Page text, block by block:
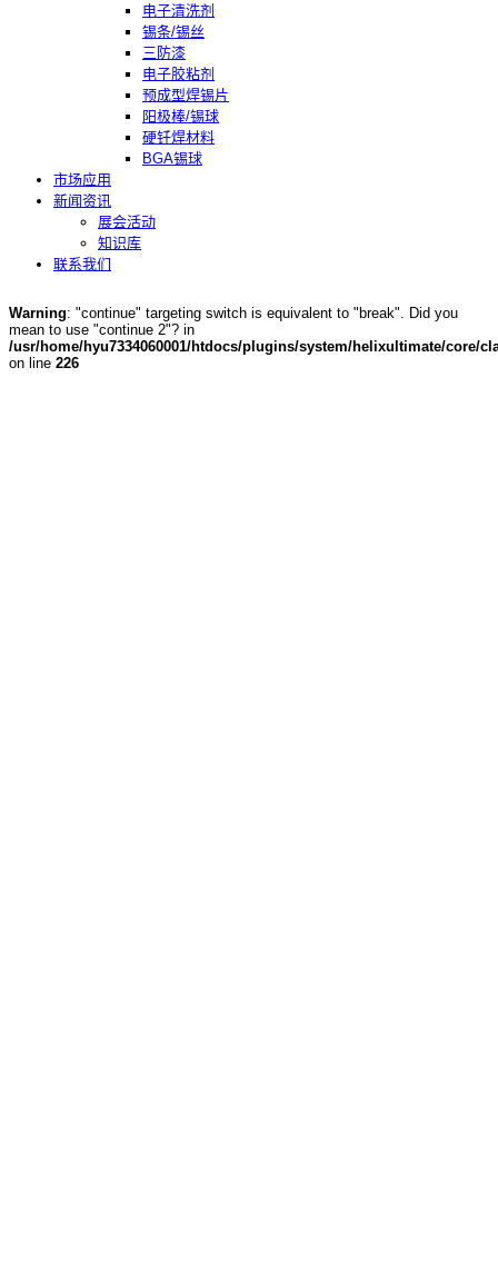
电子清洗剂
锡条/锡丝
三防漆
电子胶粘剂
预成型焊锡片
阳极棒/锡球
硬钎焊材料
BGA锡球
市场应用
新闻资讯
展会活动
知识库
联系我们
Warning: "continue" targeting switch is equivalent to "break". Did you
mean to use "continue 2"? in
/usr/home/hyu7334060001/htdocs/plugins/system/helixultimate/core/
on line 226